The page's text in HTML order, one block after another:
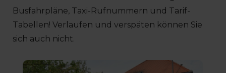
Busfahrpläne, Taxi-Rufnummern und Tarif-
Tabellen! Verlaufen und verspäten können Sie
sich auch nicht.